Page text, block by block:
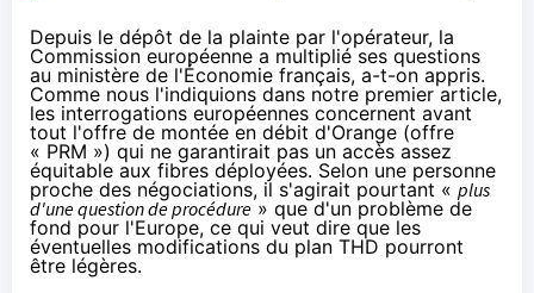
Depuis le dépôt de la plainte par l'opérateur, la
Commission européenne a multiplié ses questions
au ministère de l'Économie français, a-t-on appris.
Comme nous l'indiquions dans notre premier article,
les interrogations européennes concernent avant
tout l'offre de montée en débit d'Orange (offre
« PRM ») qui ne garantirait pas un accès assez
équitable aux fibres déployées. Selon une personne
proche des négociations, il s'agirait pourtant « plus
d'une question de procédure » que d'un problème de
fond pour l'Europe, ce qui veut dire que les
éventuelles modifications du plan THD pourront
être légères.